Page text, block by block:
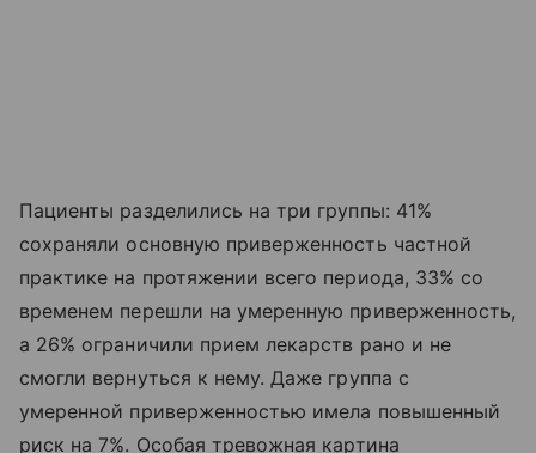
Пациенты разделились на три группы: 41%
сохраняли основную приверженность частной
практике на протяжении всего периода, 33% со
временем перешли на умеренную приверженность,
а 26% ограничили прием лекарств рано и не
смогли вернуться к нему. Даже группа с
умеренной приверженностью имела повышенный
риск на 7%. Особая тревожная картина